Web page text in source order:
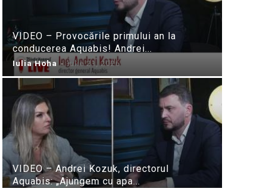
VIDEO – Provocările primului an la
conducerea Aquabis! Andrei...
Iulia Hoha - iulie 21, 2026
VIDEO – Andrei Kozuk, directorul
Aquabis: „Ajungem cu apa...